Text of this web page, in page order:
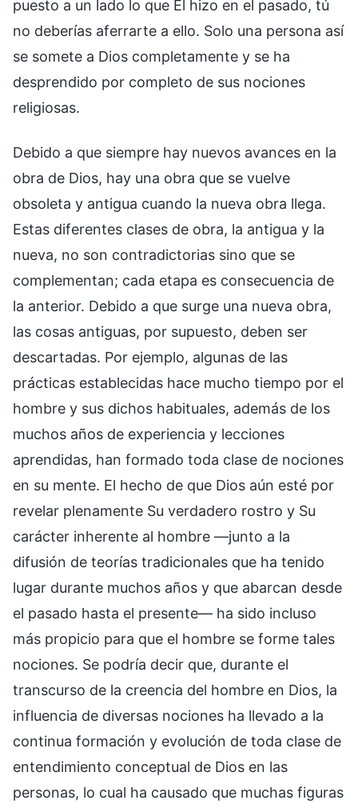
puesto a un lado lo que Él hizo en el pasado, tú
no deberías aferrarte a ello. Solo una persona así
se somete a Dios completamente y se ha
desprendido por completo de sus nociones
religiosas.
Debido a que siempre hay nuevos avances en la
obra de Dios, hay una obra que se vuelve
obsoleta y antigua cuando la nueva obra llega.
Estas diferentes clases de obra, la antigua y la
nueva, no son contradictorias sino que se
complementan; cada etapa es consecuencia de
la anterior. Debido a que surge una nueva obra,
las cosas antiguas, por supuesto, deben ser
descartadas. Por ejemplo, algunas de las
prácticas establecidas hace mucho tiempo por el
hombre y sus dichos habituales, además de los
muchos años de experiencia y lecciones
aprendidas, han formado toda clase de nociones
en su mente. El hecho de que Dios aún esté por
revelar plenamente Su verdadero rostro y Su
carácter inherente al hombre —junto a la
difusión de teorías tradicionales que ha tenido
lugar durante muchos años y que abarcan desde
el pasado hasta el presente— ha sido incluso
más propicio para que el hombre se forme tales
nociones. Se podría decir que, durante el
transcurso de la creencia del hombre en Dios, la
influencia de diversas nociones ha llevado a la
continua formación y evolución de toda clase de
entendimiento conceptual de Dios en las
personas, lo cual ha causado que muchas figuras